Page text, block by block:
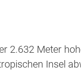
2.632 Meter
Insel